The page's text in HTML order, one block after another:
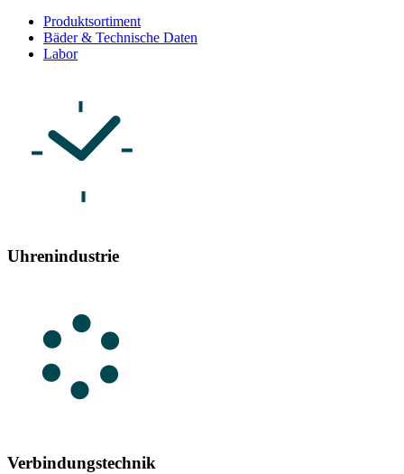
Produktsortiment
Bäder & Technische Daten
Labor
Uhrenindustrie
Verbindungstechnik